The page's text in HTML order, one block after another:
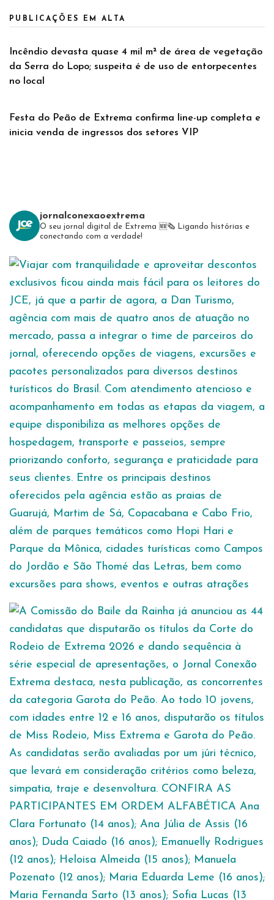
PUBLICAÇÕES EM ALTA
Incêndio devasta quase 4 mil m² de área de vegetação
da Serra do Lopo; suspeita é de uso de entorpecentes
no local
Festa do Peão de Extrema confirma line-up completa e
inicia venda de ingressos dos setores VIP
jornalconexaoextrema
O seu jornal digital de Extrema 🆕️🗞 Ligando histórias e
conectando com a verdade!